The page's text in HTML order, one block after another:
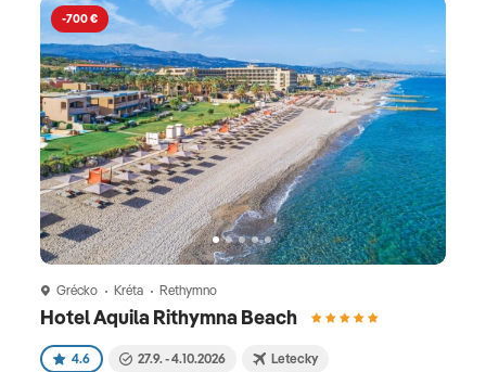
-700 €
Grécko Kréta Rethymno
Hotel Aquila Rithymna Beach
4.6 27.9. - 4.10.2026 Letecky